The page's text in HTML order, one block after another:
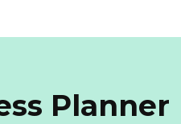
Planner